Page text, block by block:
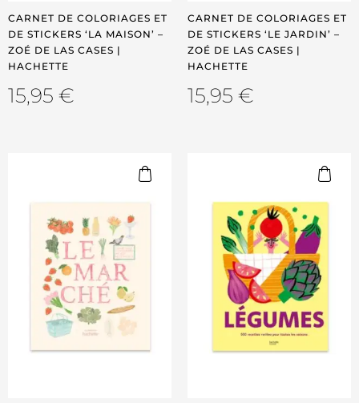
CARNET DE COLORIAGES ET
DE STICKERS ‘LA MAISON’ –
ZOÉ DE LAS CASES |
HACHETTE
15,95 €
CARNET DE COLORIAGES ET
DE STICKERS ‘LE JARDIN’ –
ZOÉ DE LAS CASES |
HACHETTE
15,95 €